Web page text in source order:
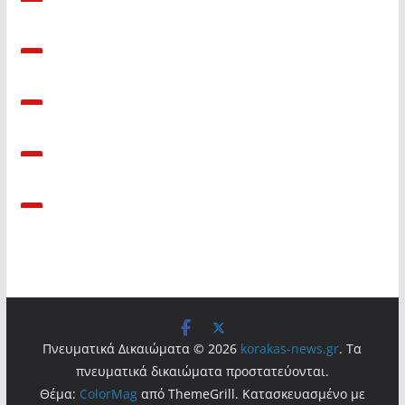
Πνευματικά Δικαιώματα © 2026 korakas-news.gr. Τα
πνευματικά δικαιώματα προστατεύονται.
Θέμα: ColorMagαπό ThemeGrill. Κατασκευασμένο με